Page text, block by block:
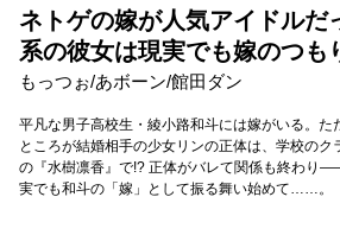
ネトゲの嫁が人気アイドル
系の彼女は現実でも嫁のつも
もっつぉ/あボーン/館田ダン
平凡な男子高校生・綾小路和斗には嫁がいる。た
ところが結婚相手の少女リンの正体は、学校の
の『水樹凛香』で!? 正体がバレて関係も終わり
実でも和斗の「嫁」として振る舞い始めて……。